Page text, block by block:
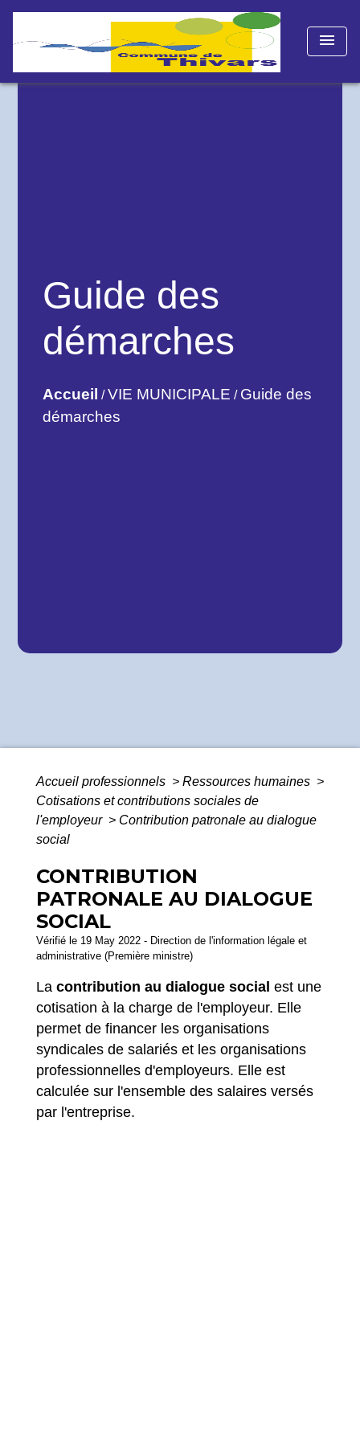
menu
Guide des
démarches
Accueil /VIE MUNICIPALE / Guide des
démarches
Accueil professionnels > Ressources humaines >
Cotisations et contributions sociales de
l'employeur > Contribution patronale au dialogue
social
CONTRIBUTION
PATRONALE AU DIALOGUE
SOCIAL
Vérifié le 19 May 2022 - Direction de l'information légale et
administrative (Première ministre)
La contribution au dialogue social est une
cotisation à la charge de l'employeur. Elle
permet de financer les organisations
syndicales de salariés et les organisations
professionnelles d'employeurs. Elle est
calculée sur l'ensemble des salaires versés
par l'entreprise.